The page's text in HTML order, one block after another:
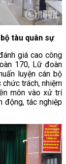
tàu quân sự
giá cao công
170, Lữ đoàn
luyện cán bộ
trách, nhiệm
môn vào xử trí
động, tác nghiệp